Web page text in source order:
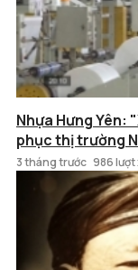
Nhựa Hưng Yên:
phục thị trường
3 tháng trước 986 lượt